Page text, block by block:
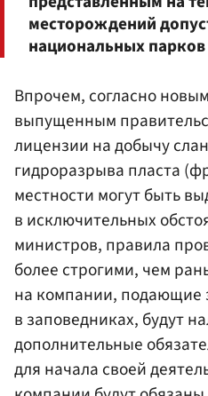
месторождений
национальных парков
Впрочем, согласно
выпущенным
лицензии на добычу
гидроразрыва пласта
местности могут быть
в исключительных
министров, правила
более строгими, чем
на компании, подающие
в заповедниках, будут
дополнительные
для начала своей